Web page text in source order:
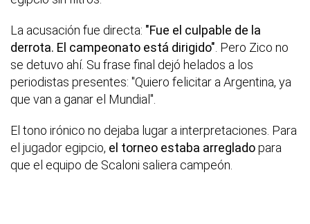
La acusación fue directa: "Fue el culpable de la
derrota. El campeonato está dirigido" . Pero Zico no
se detuvo ahí. Su frase final dejó helados a los
periodistas presentes: "Quiero felicitar a Argentina, ya
que van a ganar el Mundial".
El tono irónico no dejaba lugar a interpretaciones. Para
el jugador egipcio, el torneo estaba arregladopara
que el equipo de Scaloni saliera campeón.